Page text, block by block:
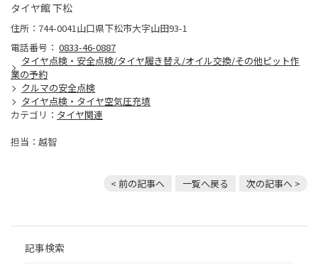
タイヤ館 下松
住所：744-0041山口県下松市大字山田93-1
電話番号： 0833-46-0887
タイヤ点検・安全点検/タイヤ履き替え/オイル交換/その他ピット作
業の予約
クルマの安全点検
タイヤ点検・タイヤ空気圧充填
カテゴリ： タイヤ関連
担当：越智
< 前の記事へ 一覧へ戻る 次の記事へ >
記事検索